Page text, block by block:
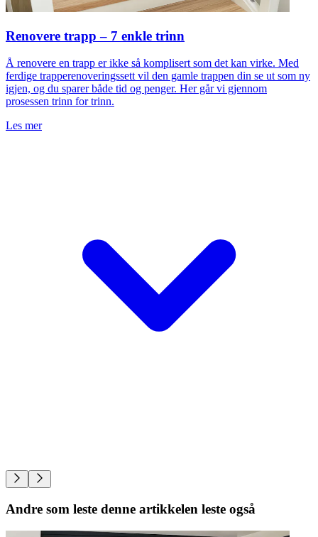
Renovere trapp – 7 enkle trinn
Å renovere en trapp er ikke så komplisert som det kan virke. Med
ferdige trapperenoveringssett vil den gamle trappen din se ut som ny
igjen, og du sparer både tid og penger. Her går vi gjennom
prosessen trinn for trinn.
Les mer
Andre som leste denne artikkelen leste også